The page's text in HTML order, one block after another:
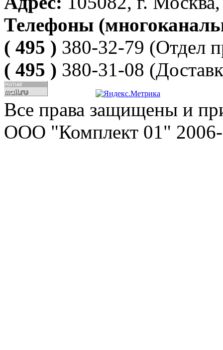
Телефоны
( 495 ) 380-32-79 (Отдел
( 495 ) 380-31-08
Все права защищены и
ООО "Комплект 01" 2006-